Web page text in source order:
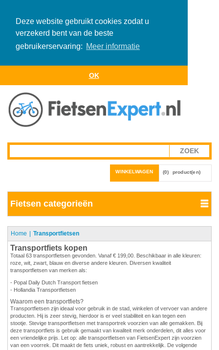
Deze website gebruikt cookies zodat u
verzekerd bent van de beste
gebruikerservaring: Meer informatie
OK
WINKELWAGEN (0) product(en)
Fietsen categorieën
Home Transportfietsen
Transportfiets kopen
Totaal 63 transportfietsen gevonden. Vanaf € 199,00. Beschikbaar in alle kleuren:
roze, wit, zwart, blauw en diverse andere kleuren. Diversen kwaliteit
transportfietsen van merken als:
- Popal Daily Dutch Transport fietsen
- Hollandia Transportfietsen
Waarom een transportfiets?
Transportfietsen zijn ideaal voor gebruik in de stad, winkelen of vervoer van andere
producten. Hij is zeer stevig, hierdoor is er veel stabiliteit en kan tegen een
stootje. Stevige transportfietsen met transportrek voorzien van alle gemakken. Bij
deze transportfiets is gebruik gemaakt van kwaliteit merk onderdelen, dit alles voor
een vriendelijke prijs. Let op: alle transportfietsen van FietsenExpert zijn voorzien
van een voorrek. Dit maakt de fiets uniek, robust en aantrekkelijk. De volgende